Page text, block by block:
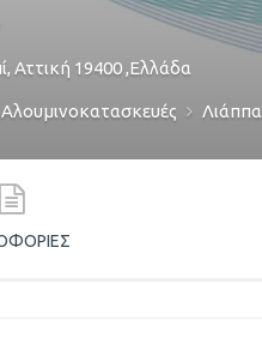
, Αττική 19400,Ελλάδα
Αλουμινοκατασκευές